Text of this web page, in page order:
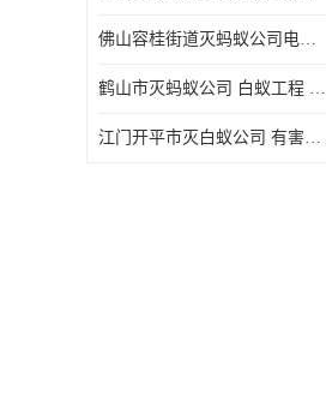
佛山容桂街道灭蚂蚁公司电话 白蚁防治 上门服务 确定方案
鹤山市灭蚂蚁公司 白蚁工程 欢迎电话咨询 价格优惠
江门开平市灭白蚁公司 有害生物防治 上门服务 确定方案